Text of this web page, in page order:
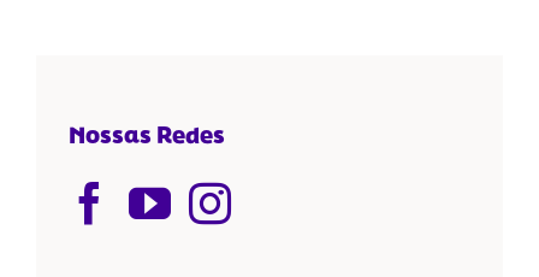
Nossas Redes